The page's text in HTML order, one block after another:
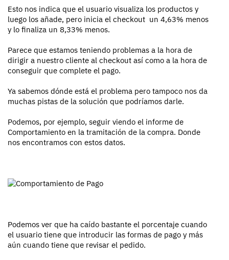
Esto nos indica que el usuario visualiza los productos y
luego los añade, pero inicia el checkout un 4,63% menos
y lo finaliza un 8,33% menos.
Parece que estamos teniendo problemas a la hora de
dirigir a nuestro cliente al checkout así como a la hora de
conseguir que complete el pago.
Ya sabemos dónde está el problema pero tampoco nos da
muchas pistas de la solución que podríamos darle.
Podemos, por ejemplo, seguir viendo el informe de
Comportamiento en la tramitación de la compra. Donde
nos encontramos con estos datos.
Podemos ver que ha caído bastante el porcentaje cuando
el usuario tiene que introducir las formas de pago y más
aún cuando tiene que revisar el pedido.